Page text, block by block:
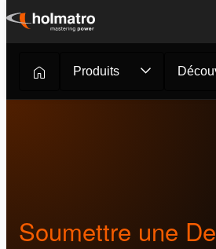
Passer
contenuProduits
Solutions Hydrauliques Service
Soumettre une